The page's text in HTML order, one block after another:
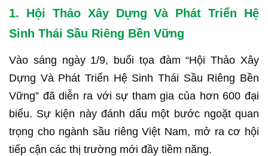
1. Hội Thảo Xây Dựng Và Phát Triển Hệ
Sinh Thái Sầu Riêng Bền Vững
Vào sáng ngày 1/9, buổi tọa đàm “Hội Thảo Xây
Dựng Và Phát Triển Hệ Sinh Thái Sầu Riêng Bền
Vững” đã diễn ra với sự tham gia của hơn 600 đại
biểu. Sự kiện này đánh dấu một bước ngoặt quan
trọng cho ngành sầu riêng Việt Nam, mở ra cơ hội
tiếp cận các thị trường mới đầy tiềm năng.